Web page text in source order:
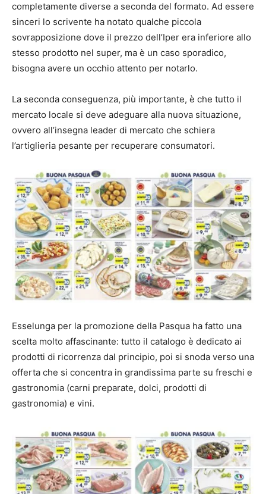
completamente diverse a seconda del formato. Ad essere
sinceri lo scrivente ha notato qualche piccola
sovrapposizione dove il prezzo dell’Iper era inferiore allo
stesso prodotto nel super, ma è un caso sporadico,
bisogna avere un occhio attento per notarlo.
La seconda conseguenza, più importante, è che tutto il
mercato locale si deve adeguare alla nuova situazione,
ovvero all’insegna leader di mercato che schiera
l’artiglieria pesante per recuperare consumatori.
Esselunga per la promozione della Pasqua ha fatto una
scelta molto affascinante: tutto il catalogo è dedicato ai
prodotti di ricorrenza dal principio, poi si snoda verso una
offerta che si concentra in grandissima parte su freschi e
gastronomia (carni preparate, dolci, prodotti di
gastronomia) e vini.